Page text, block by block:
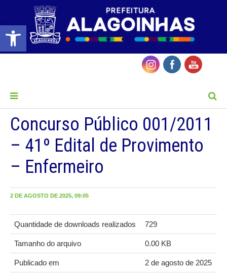
Barra de Ferramentas Aberta
Concurso Público 001/2011
– 41º Edital de Provimento
– Enfermeiro
2 DE AGOSTO DE 2025, 09:05
Quantidade de downloads realizados 729
Tamanho do arquivo 0.00 KB
Publicado em 2 de agosto de 2025